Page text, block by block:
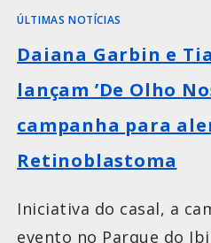
ÚLTIMAS NOTÍCIAS
Daiana Garbin e
lançam ’De Olho
campanha para
Retinoblastoma
Iniciativa do casal, a
evento no Parque do